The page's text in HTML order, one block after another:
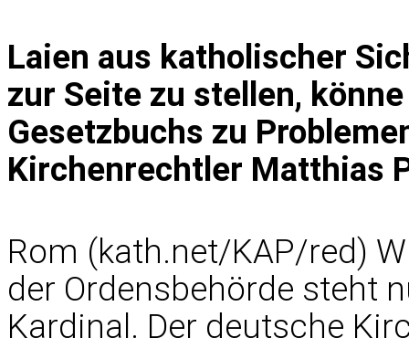
Laien aus katholischer
zur Seite zu stellen,
Gesetzbuchs zu
Kirchenrechtler Matthias
Rom (kath.net/KAP/red)
der Ordensbehörde steht
Kardinal. Der deutsche